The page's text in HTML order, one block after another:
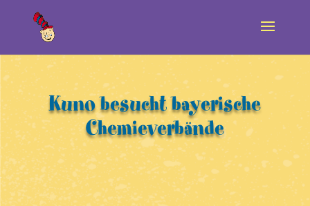
Kuno besucht bayerische
Chemieverbände